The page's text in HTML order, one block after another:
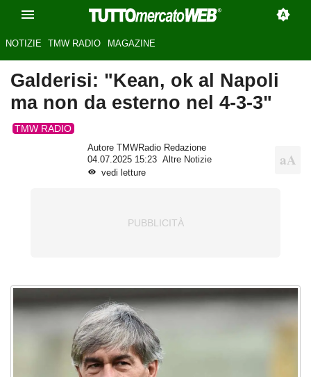
NOTIZIE TMW RADIO MAGAZINE
Galderisi: "Kean, ok al Napoli
ma non da esterno nel 4-3-3"
TMW RADIO
Autore TMWRadio Redazione
04.07.2025 15:23
Altre Notizie
vedi letture